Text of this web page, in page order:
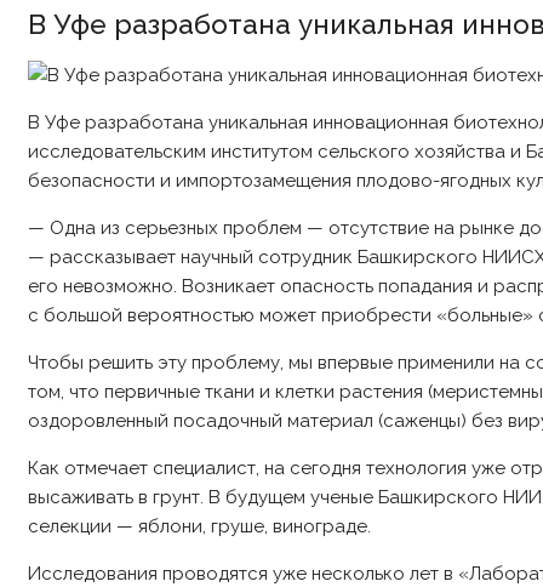
В Уфе разработана уникальная
В Уфе разработана уникальная инновационная
исследовательским институтом сельского хозяйства
безопасности и импортозамещения плодово-ягодных
— Одна из серьезных проблем — отсутствие на рынке
— рассказывает научный сотрудник Башкирского
его невозможно. Возникает опасность попадания и
с большой вероятностью может приобрести «больные»
Чтобы решить эту проблему, мы впервые применили на
том, что первичные ткани и клетки растения
оздоровленный посадочный материал (саженцы) без
Как отмечает специалист, на сегодня технология
высаживать в грунт. В будущем ученые Башкирского
селекции — яблони, груше, винограде.
Исследования проводятся уже несколько лет в